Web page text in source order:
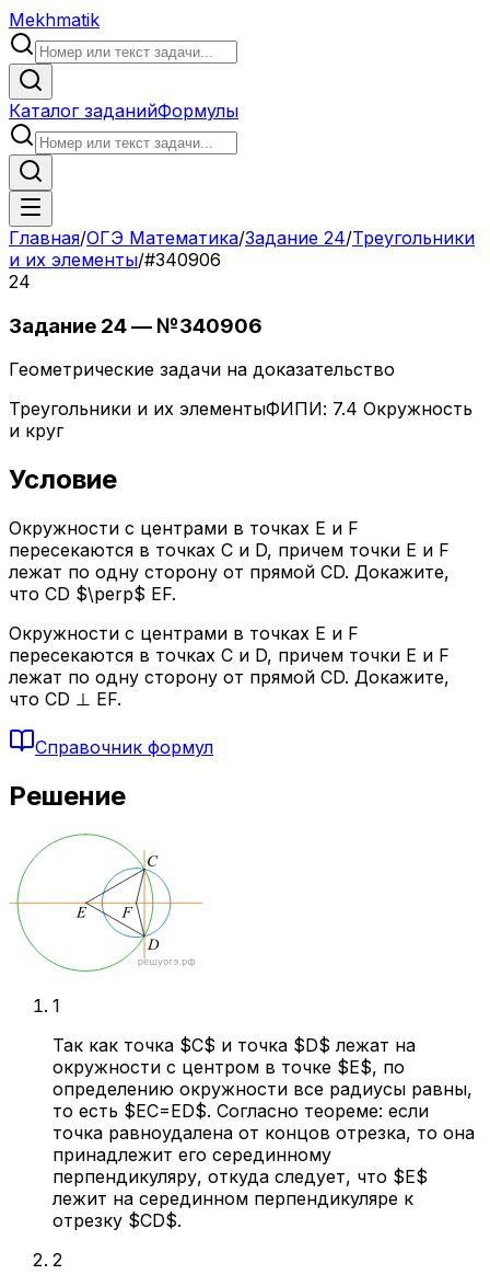
Mekhmatik
Каталог заданийФормулы
Главная/ОГЭ Математика/Задание 24/Треугольники
и их элементы/#340906
24
Задание 24— №340906
Геометрические задачи на доказательство
Треугольники и их элементыФИПИ: 7.4 Окружность
и круг
Условие
Окружности с центрами в точках E и F
пересекаются в точках C и D, причем точки E и F
лежат по одну сторону от прямой CD. Докажите,
что CD $\perp$ EF.
Окружности с центрами в точках E и F
пересекаются в точках C и D, причем точки E и F
лежат по одну сторону от прямой CD. Докажите,
что CD ⊥ EF.
Справочник формул
Решение
1
Так как точка $C$ и точка $D$ лежат на
окружности с центром в точке $E$, по
определению окружности все радиусы равны,
то есть $EC=ED$. Согласно теореме: если
точка равноудалена от концов отрезка, то она
принадлежит его серединному
перпендикуляру, откуда следует, что $E$
лежит на серединном перпендикуляре к
отрезку $CD$.
2